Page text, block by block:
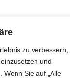
zu verbessern,
und
Wenn Sie auf „Alle
©